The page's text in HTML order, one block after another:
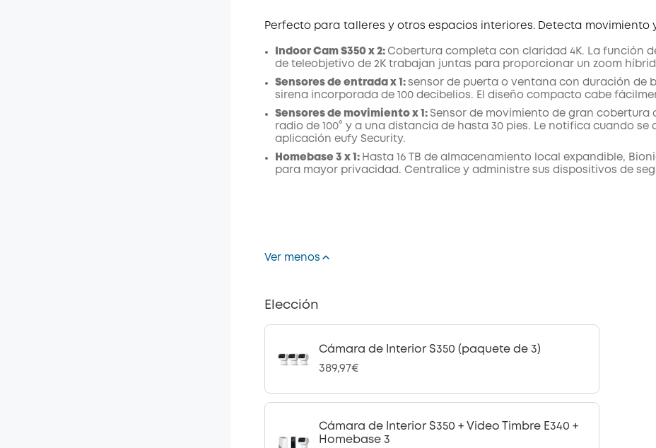
Perfecto para talleres y otros espacios interiores. Detecta
Indoor Cam S350 x 2: Cobertura completa con claridad 4K. La función
de teleobjetivo de 2K trabajan juntas para proporcionar un zoom
Sensores de entrada x 1: sensor de puerta o ventana con duración de
sirena incorporada de 100 decibelios. El diseño compacto cabe
Sensores de movimiento x 1: Sensor de movimiento de gran
radio de 100° y a una distancia de hasta 30 pies. Le notifica cuando
aplicación eufy Security.
Homebase 3 x 1: Hasta 16 TB de almacenamiento local expandible,
para mayor privacidad. Centralice y administre sus dispositivos de
Ver menos
Elección
Cámara de Interior S350 (paquete de 3)
389,97€
Cámara de Interior S350 + Video Timbre E340 +
Homebase 3